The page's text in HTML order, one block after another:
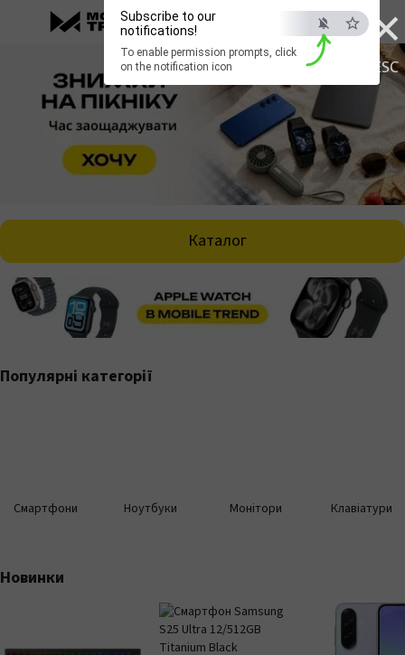
×
ESC
Subscribe to our
notifications!
To enable permission prompts, click
on the notification icon
Каталог
Популярні категорії
Смартфони Ноутбуки Монітори Клавіатури
Новинки